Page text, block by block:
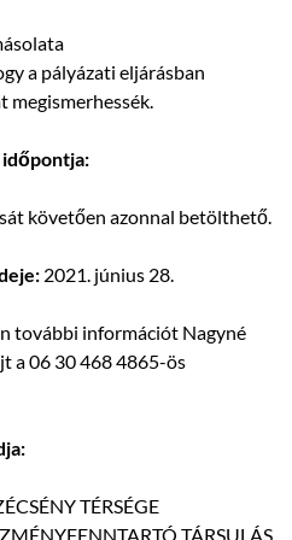
a pályázati eljárásban
megismerhessék.
követően azonnal betölthető.
2021. június 28.
további információt Nagyné
a 06 30 468 4865-ös
TÉRSÉGE
TÁRSULÁS